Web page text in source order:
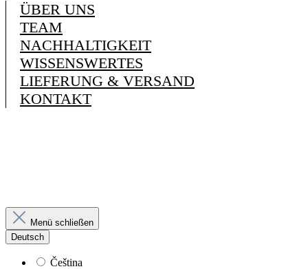
ÜBER UNS
TEAM
NACHHALTIGKEIT
WISSENSWERTES
LIEFERUNG & VERSAND
KONTAKT
Menü schließen
Deutsch
Čeština